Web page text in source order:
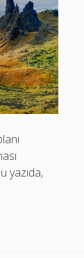
yazıda,